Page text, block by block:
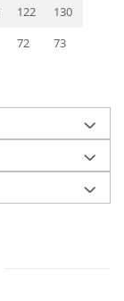
122
130
72 73